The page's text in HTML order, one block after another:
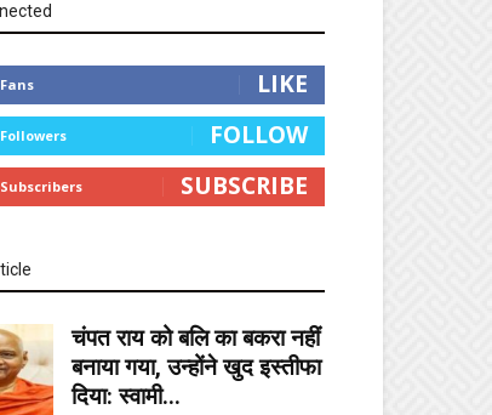
Fans LIKE
Followers FOLLOW
Subscribers SUBSCRIBE
चंपत राय को बलि का बकरा नहीं
बनाया गया, उन्होंने खुद इस्तीफा
दिया: स्वामी...